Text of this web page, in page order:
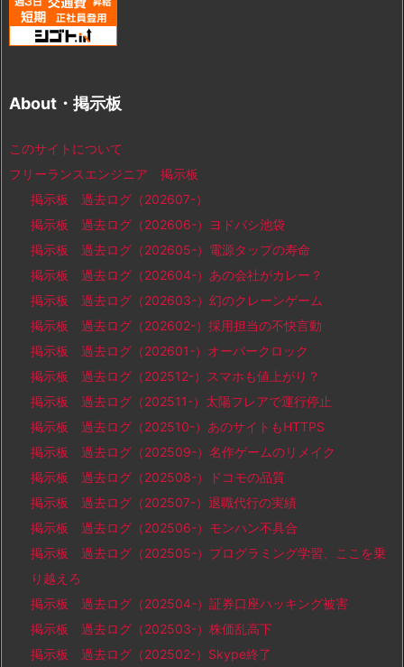
About・掲示板
このサイトについて
フリーランスエンジニア 掲示板
掲示板 過去ログ（202607-）
掲示板 過去ログ（202606-）ヨドバシ池袋
掲示板 過去ログ（202605-）電源タップの寿命
掲示板 過去ログ（202604-）あの会社がカレー？
掲示板 過去ログ（202603-）幻のクレーンゲーム
掲示板 過去ログ（202602-）採用担当の不快言動
掲示板 過去ログ（202601-）オーバークロック
掲示板 過去ログ（202512-）スマホも値上がり？
掲示板 過去ログ（202511-）太陽フレアで運行停止
掲示板 過去ログ（202510-）あのサイトもHTTPS
掲示板 過去ログ（202509-）名作ゲームのリメイク
掲示板 過去ログ（202508-）ドコモの品質
掲示板 過去ログ（202507-）退職代行の実績
掲示板 過去ログ（202506-）モンハン不具合
掲示板 過去ログ（202505-）プログラミング学習、ここを乗
り越えろ
掲示板 過去ログ（202504-）証券口座ハッキング被害
掲示板 過去ログ（202503-）株価乱高下
掲示板 過去ログ（202502-）Skype終了